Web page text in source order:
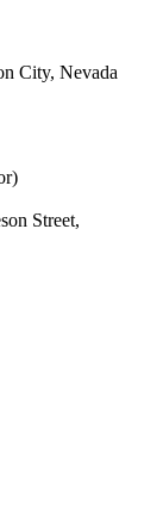
City, Nevada
Street,